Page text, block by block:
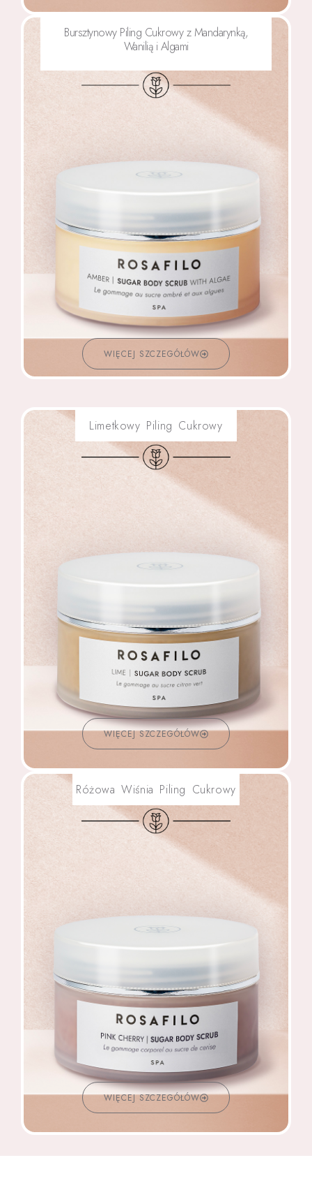
Bursztynowy Piling Cukrowy z Mandarynką,
Wanilią i Algami
WIĘCEJ SZCZEGÓŁÓW
Limetkowy Piling Cukrowy
WIĘCEJ SZCZEGÓŁÓW
Różowa Wiśnia Piling Cukrowy
WIĘCEJ SZCZEGÓŁÓW